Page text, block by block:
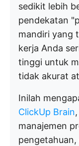
sedikit lebih
pendekatan
mandiri yang
kerja Anda
tinggi untuk
tidak akurat
Inilah
ClickUp Brain
manajemen